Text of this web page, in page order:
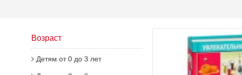
Возраст
Детям от 0 до 3 лет